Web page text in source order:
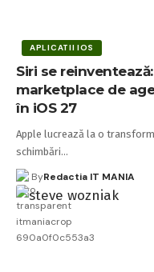
APLICATII IOS
Siri se
marketplace de
în iOS 27
Apple lucrează la o
schimbări…
ByRedactia IT MANIA